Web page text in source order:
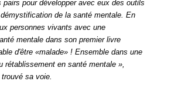
pour développer avec eux des outils
de la santé mentale. En
personnes vivants avec une
mentale dans son premier livre
d'être «malade» ! Ensemble dans une
rétablissement en santé mentale »,
sa voie.